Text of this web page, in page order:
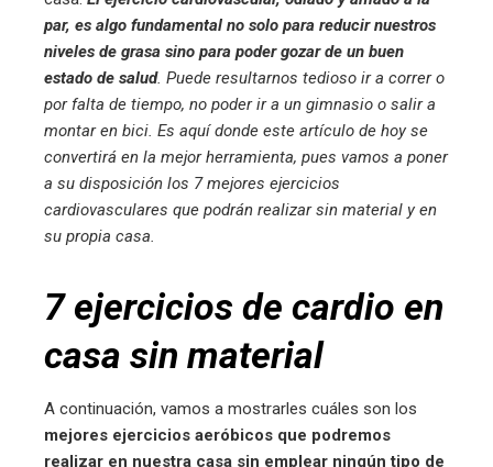
par, es algo fundamental no solo para reducir nuestros
niveles de grasa sino para poder gozar de un buen
estado de salud. Puede resultarnos tedioso ir a correr o
por falta de tiempo, no poder ir a un gimnasio o salir a
montar en bici. Es aquí donde este artículo de hoy se
convertirá en la mejor herramienta, pues vamos a poner
a su disposición los 7 mejores ejercicios
cardiovasculares que podrán realizar sin material y en
su propia casa.
7 ejercicios de cardio en
casa sin material
A continuación, vamos a mostrarles cuáles son los
mejores ejercicios aeróbicos que podremos
realizar en nuestra casa sin emplear ningún tipo de